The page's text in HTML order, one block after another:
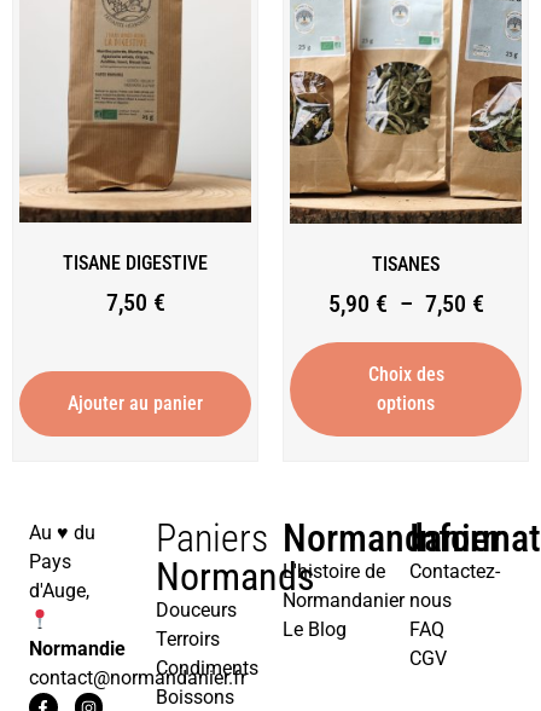
TISANE DIGESTIVE
7,50 €
Ajouter au panier
TISANES
5,90 € – 7,50 €
Choix des
options
Au ♥︎ du
Pays
d'Auge,
Normandie
contact@normandanier.fr
Paniers
Normands
Douceurs
Terroirs
Condiments
Boissons
Normandanier
L'histoire de
Normandanier
Le Blog
Contactez-
nous
FAQ
CGV